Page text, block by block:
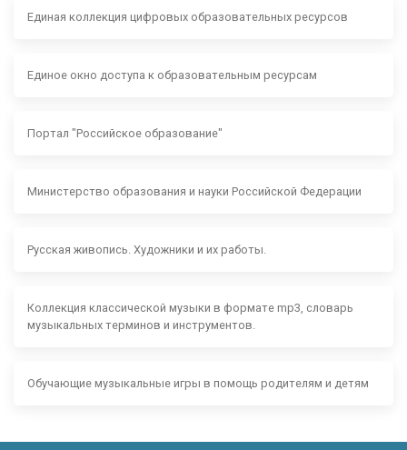
Единая коллекция цифровых образовательных ресурсов
Единое окно доступа к образовательным ресурсам
Портал "Российское образование"
Министерство образования и науки Российской Федерации
Русская живопись. Художники и их работы.
Коллекция классической музыки в формате mp3, словарь
музыкальных терминов и инструментов.
Обучающие музыкальные игры в помощь родителям и детям